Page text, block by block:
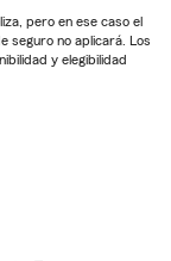
pero en ese caso el
seguro no aplicará. Los
y elegibilidad